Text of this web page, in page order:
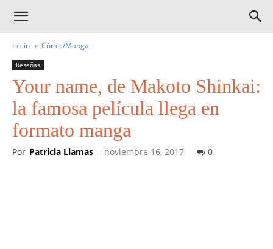
Inicio Cómic/Manga
Reseñas
Your name, de Makoto Shinkai:
la famosa película llega en
formato manga
Por Patricia Llamas - noviembre 16, 2017 0